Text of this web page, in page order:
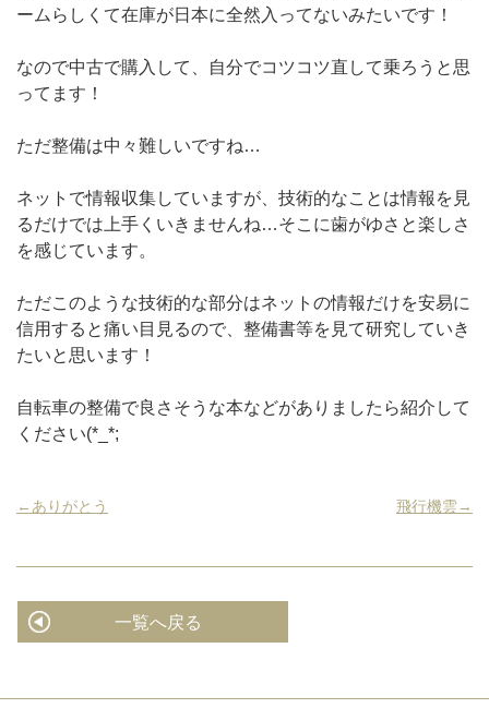
ームらしくて在庫が日本に全然入ってないみたいです！
なので中古で購入して、自分でコツコツ直して乗ろうと思
ってます！
ただ整備は中々難しいですね…
ネットで情報収集していますが、技術的なことは情報を見
るだけでは上手くいきませんね…そこに歯がゆさと楽しさ
を感じています。
ただこのような技術的な部分はネットの情報だけを安易に
信用すると痛い目見るので、整備書等を見て研究していき
たいと思います！
自転車の整備で良さそうな本などがありましたら紹介して
ください(*_*;
←ありがとう 飛行機雲→
一覧へ戻る